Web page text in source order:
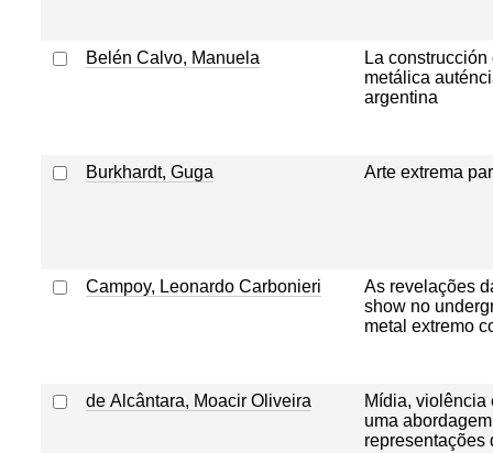
Belén Calvo, Manuela
La
metálica
argentina
Burkhardt, Guga Arte extrema
Campoy, Leonardo Carbonieri
As revelações
show no
metal extremo
de Alcântara, Moacir Oliveira
Mídia, violência
uma
representações